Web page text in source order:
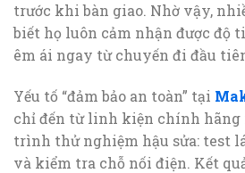
trước khi bàn giao. Nhờ vậy,
biết họ luôn cảm nhận được độ
êm ái ngay từ chuyến đi đầu
Yếu tố “đảm bảo an toàn” tại
chỉ đến từ linh kiện chính hãng
trình thử nghiệm hậu sửa: test
và kiểm tra chỗ nối điện. Kết